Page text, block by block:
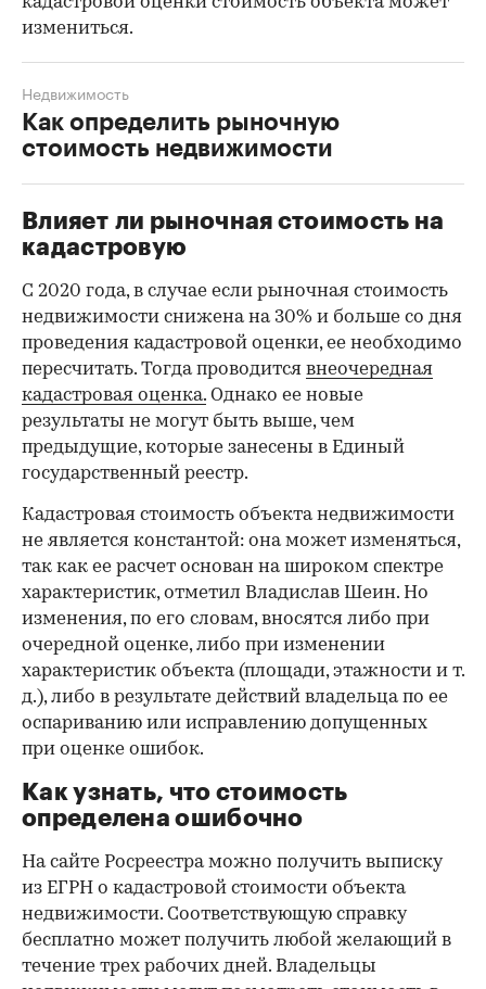
измениться.
Как определить рыночную
стоимость недвижимости
Недвижимость
Влияет ли рыночная стоимость на
кадастровую
С 2020 года, в случае если рыночная стоимость
недвижимости снижена на 30% и больше со дня
проведения кадастровой оценки, ее необходимо
пересчитать. Тогда проводится внеочередная
кадастровая оценка. Однако ее новые
результаты не могут быть выше, чем
предыдущие, которые занесены в Единый
государственный реестр.
Кадастровая стоимость объекта недвижимости
не является константой: она может изменяться,
так как ее расчет основан на широком спектре
характеристик, отметил Владислав Шеин. Но
изменения, по его словам, вносятся либо при
очередной оценке, либо при изменении
характеристик объекта (площади, этажности и т.
д.), либо в результате действий владельца по ее
оспариванию или исправлению допущенных
при оценке ошибок.
Как узнать, что стоимость
определена ошибочно
На сайте Росреестра можно получить выписку
из ЕГРН о кадастровой стоимости объекта
недвижимости. Соответствующую справку
бесплатно может получить любой желающий в
течение трех рабочих дней. Владельцы